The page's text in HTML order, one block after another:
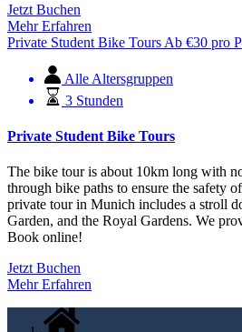
Jetzt Buchen
Mehr Erfahren
Private Student Bike Tours Ab €30 pro
Alle Altersgruppen
3 Stunden
Private Student Bike Tours
The bike tour is about 10km long with
through bike paths to ensure the safety
private tour in Munich includes a stroll
Garden, and the Royal Gardens. We
Book online!
Jetzt Buchen
Mehr Erfahren